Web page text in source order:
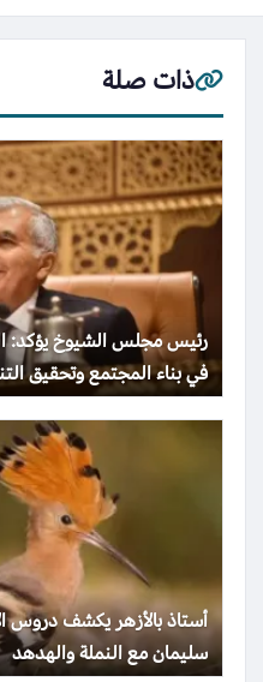
ذات صلة
رئيس مجلس الشيوخ يؤكد:
في بناء المجتمع وتحقيق
أستاذ بالأزهر يكشف دروس
سليمان مع النملة والهدهد